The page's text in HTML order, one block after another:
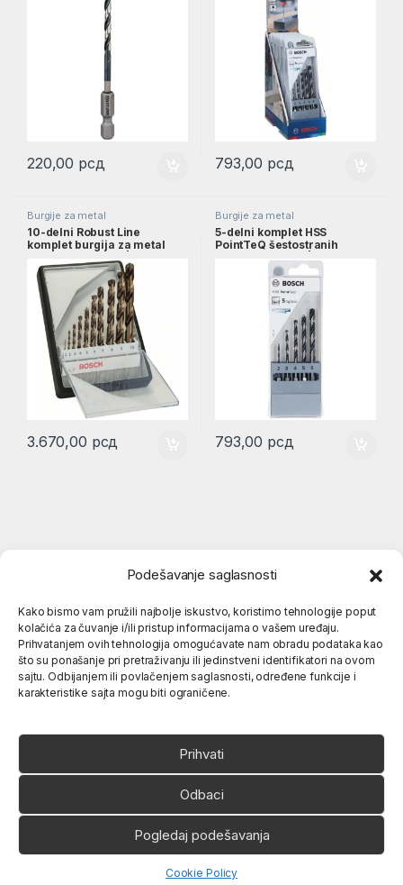
Podešavanje saglasnosti
Kako bismo vam pružili najbolje iskustvo, koristimo tehnologije poput
kolačića za čuvanje i/ili pristup informacijama o vašem uređaju.
Prihvatanjem ovih tehnologija omogućavate nam obradu podataka kao
što su ponašanje pri pretraživanju ili jedinstveni identifikatori na ovom
sajtu. Odbijanjem ili povlačenjem saglasnosti, određene funkcije i
karakteristike sajta mogu biti ograničene.
Prihvati
Odbaci
Pogledaj podešavanja
Cookie Policy
220,00 рсд 793,00 рсд
Burgije za metal
10-delni Robust Line
komplet burgija za metal
HSS-Co, 1–10 mm |
2607019925
3.670,00 рсд
Burgije za metal
5-delni komplet HSS
PointTeQ šestostranih
burgija, 2–6 mm |
2607002824
793,00 рсд
Popularne kategorije
O nama
Ukoliko imate neko pitanje,
slobodno nas pozovite
066 80 81 263